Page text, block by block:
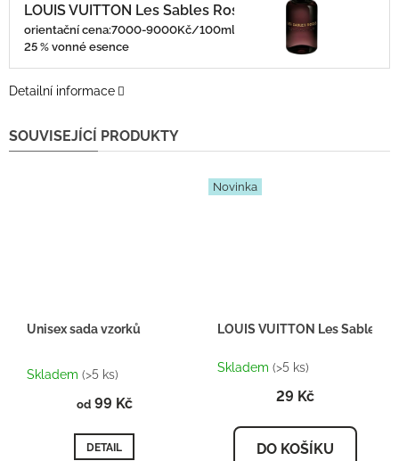
LOUIS VUITTON Les Sables Roses
orientační cena:7000-9000Kč/100ml
25 % vonné esence
Detailní informace
SOUVISEJÍCÍ PRODUKTY
Unisex sada vzorků
hodnocení
je
z
5
Skladem (>5 ks)
od99 Kč
DETAIL
Novinka
LOUIS VUITTON Les Sables
Skladem (>5 ks)
29 Kč
DO KOŠÍKU